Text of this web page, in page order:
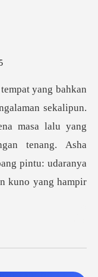
0
masa lalu yang
tenang. Asha